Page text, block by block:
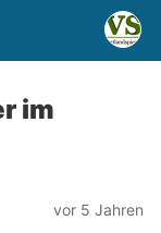
im
vor 5 Jahren